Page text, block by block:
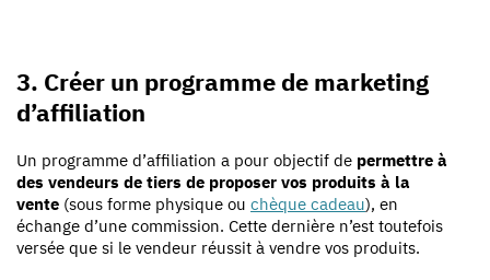
3. Créer un programme de marketing
d’affiliation
Un programme d’affiliation a pour objectif de permettre à
des vendeurs de tiers de proposer vos produits à la
vente (sous forme physique ou chèque cadeau), en
échange d’une commission. Cette dernière n’est toutefois
versée que si le vendeur réussit à vendre vos produits.